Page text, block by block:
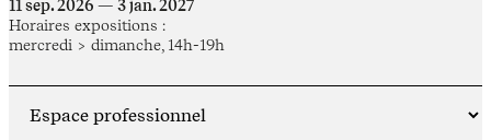
11 sep. 2026 — 3 jan. 2027
Horaires expositions :
mercredi > dimanche, 14h-19h